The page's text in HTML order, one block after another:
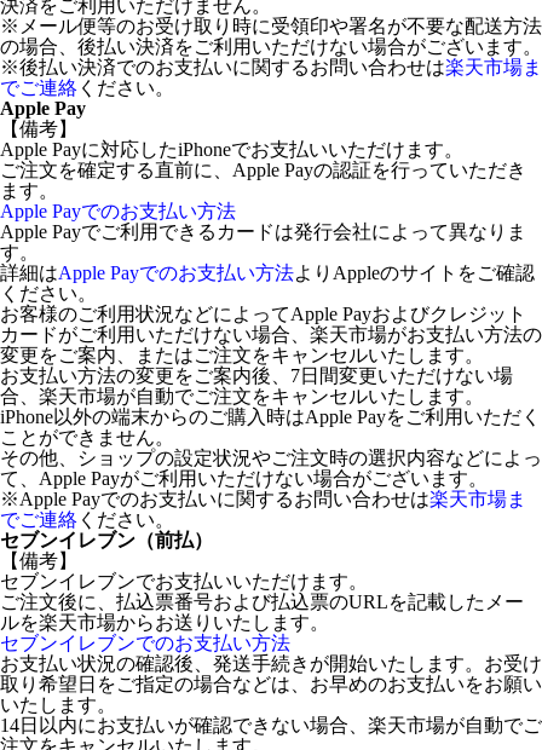
決済をご利用いただけません。
※メール便等のお受け取り時に受領印や署名が不要な配送方法
の場合、後払い決済をご利用いただけない場合がございます。
※後払い決済でのお支払いに関するお問い合わせは楽天市場ま
でご連絡 ください。
Apple Pay
【備考】
Apple Payに対応したiPhoneでお支払いいただけます。
ご注文を確定する直前に、Apple Payの認証を行っていただき
ます。
Apple Payでのお支払い方法
Apple Payでご利用できるカードは発行会社によって異なりま
す。
詳細はApple Payでのお支払い方法よりAppleのサイトをご確認
ください。
お客様のご利用状況などによってApple Payおよびクレジット
カードがご利用いただけない場合、楽天市場がお支払い方法の
変更をご案内、またはご注文をキャンセルいたします。
お支払い方法の変更をご案内後、7日間変更いただけない場
合、楽天市場が自動でご注文をキャンセルいたします。
iPhone以外の端末からのご購入時はApple Payをご利用いただく
ことができません。
その他、ショップの設定状況やご注文時の選択内容などによっ
て、Apple Payがご利用いただけない場合がございます。
※Apple Payでのお支払いに関するお問い合わせは楽天市場ま
でご連絡 ください。
セブンイレブン（前払）
【備考】
セブンイレブンでお支払いいただけます。
ご注文後に、払込票番号および払込票のURLを記載したメー
ルを楽天市場からお送りいたします。
セブンイレブンでのお支払い方法
お支払い状況の確認後、発送手続きが開始いたします。お受け
取り希望日をご指定の場合などは、お早めのお支払いをお願い
いたします。
14日以内にお支払いが確認できない場合、楽天市場が自動でご